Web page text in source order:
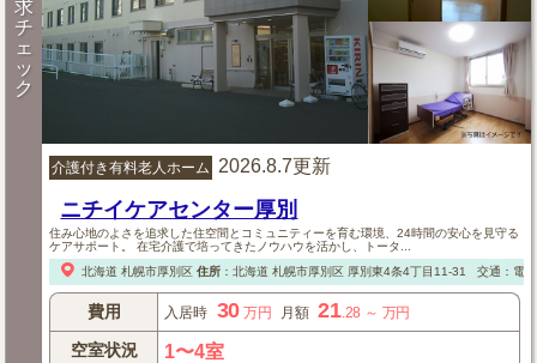
求
チ
ェ
ッ
ク
介護付き有料老人ホーム 2026.8.7更新
ニチイケアセンター厚別
住み心地のよさを追求した住空間とコミュニティーを育む環境、24時間の安心を見守る
ケアサポート。 在宅介護で培ってきたノウハウを活かし、トータ...
北海道 札幌市厚別区 住所： 北海道 札幌市厚別区厚別東4条4丁目11-31 交通：電
費用 入居時 30 万円 月額 21.28 ～ 万円
空室状況 1〜4室